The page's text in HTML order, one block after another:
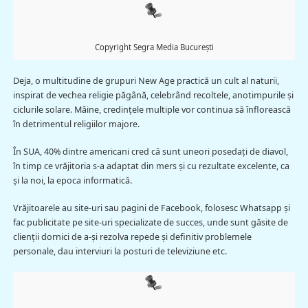
Copyright Segra Media București
Deja, o multitudine de grupuri New Age practică un cult al naturii,
inspirat de vechea religie păgână, celebrând recoltele, anotimpurile și
ciclurile solare. Mâine, credințele multiple vor continua să înflorească
în detrimentul religiilor majore.
În SUA, 40% dintre americani cred că sunt uneori posedați de diavol,
în timp ce vrăjitoria s-a adaptat din mers și cu rezultate excelente, ca
și la noi, la epoca informatică.
Vrăjitoarele au site-uri sau pagini de Facebook, folosesc Whatsapp și
fac publicitate pe site-uri specializate de succes, unde sunt găsite de
clienții dornici de a-și rezolva repede și definitiv problemele
personale, dau interviuri la posturi de televiziune etc.